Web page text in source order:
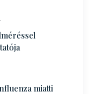
miatti